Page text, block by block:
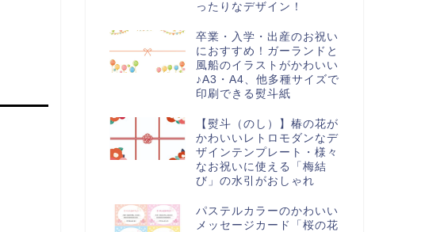
ったりなデザイン！
卒業・入学・出産のお祝い
におすすめ！ガーランドと
風船のイラストがかわいい
♪A3・A4、他多種サイズで
印刷できる熨斗紙
【熨斗（のし）】椿の花が
かわいいレトロモダンなデ
ザインテンプレート・様々
なお祝いに使える「梅結
び」の水引がおしゃれ
パステルカラーのかわいい
メッセージカード「桜の花